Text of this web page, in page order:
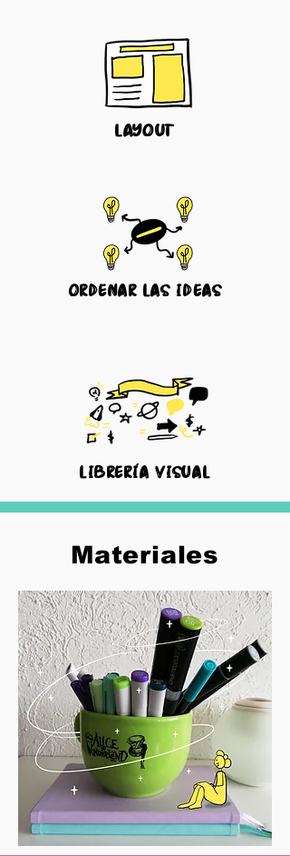
layout
ordenar las ideas
librería visual
Materiales